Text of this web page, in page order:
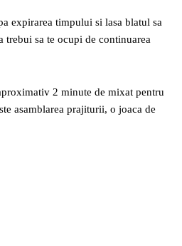
expirarea timpului si lasa blatul sa
trebui sa te ocupi de continuarea
2 minute de mixat pentru
asamblarea prajiturii, o joaca de